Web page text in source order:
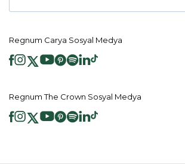
Regnum Carya Sosyal Medya
Regnum The Crown Sosyal Medya